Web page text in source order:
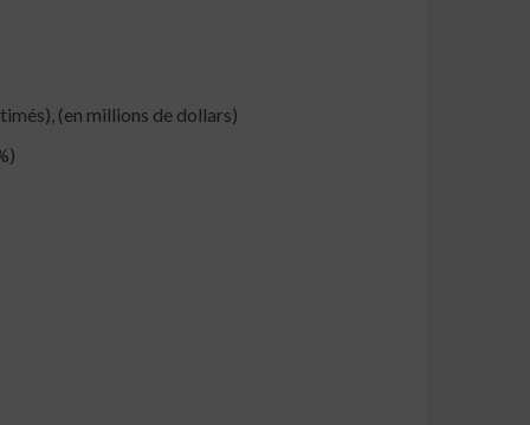
(en millions de dollars)